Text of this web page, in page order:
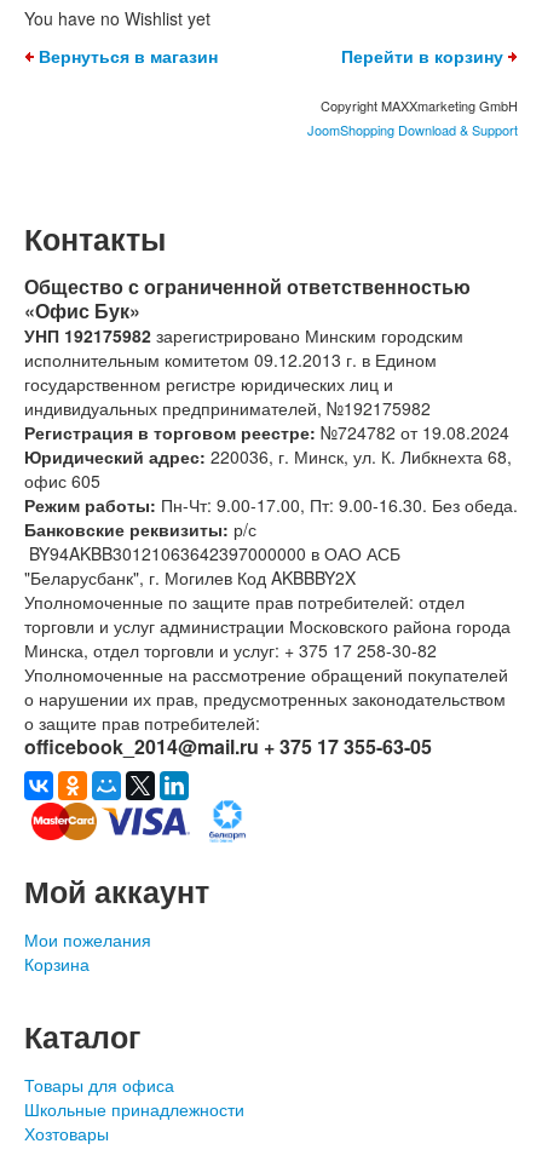
You have no Wishlist yet
Вернуться в магазин
Перейти в корзину
Copyright MAXXmarketing GmbH
JoomShopping Download & Support
Контакты
Общество с ограниченной ответственностью
«Офис Бук»
УНП 192175982 зарегистрировано Минским городским
исполнительным комитетом 09.12.2013 г. в Едином
государственном регистре юридических лиц и
индивидуальных предпринимателей, №192175982
Регистрация в торговом реестре: №724782 от 19.08.2024
Юридический адрес: 220036, г. Минск, ул. К. Либкнехта 68,
офис 605
Режим работы: Пн-Чт: 9.00-17.00, Пт: 9.00-16.30. Без обеда.
Банковские реквизиты: р/с
BY94AKBB30121063642397000000 в ОАО АСБ
"Беларусбанк", г. Могилев Код AKBBBY2X
Уполномоченные по защите прав потребителей: отдел
торговли и услуг администрации Московского района города
Минска, отдел торговли и услуг: + 375 17 258-30-82
Уполномоченные на рассмотрение обращений покупателей
о нарушении их прав, предусмотренных законодательством
о защите прав потребителей:
officebook_2014@mail.ru + 375 17 355-63-05
Мой аккаунт
Мои пожелания
Корзина
Каталог
Товары для офиса
Школьные принадлежности
Хозтовары